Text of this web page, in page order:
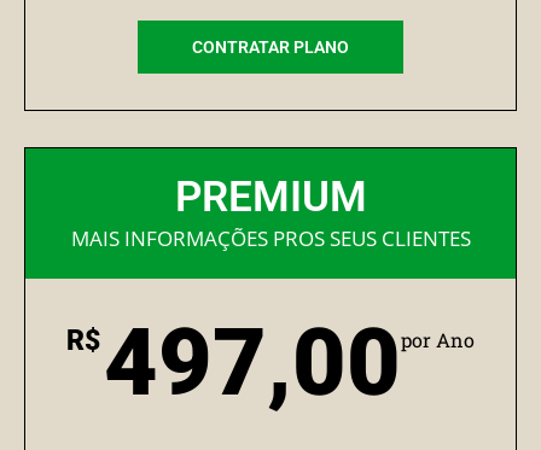
CONTRATAR PLANO
PREMIUM
MAIS INFORMAÇÕES PROS SEUS CLIENTES
R$497,00por Ano